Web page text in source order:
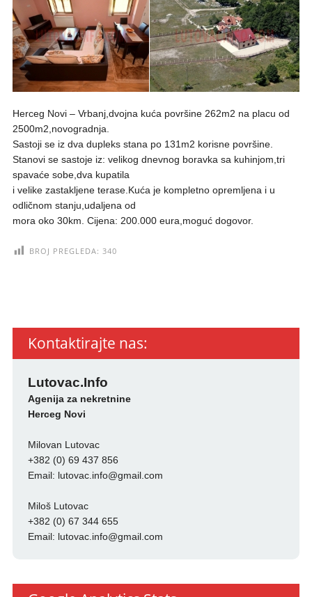
Herceg Novi – Vrbanj,dvojna kuća površine 262m2 na placu od
2500m2,novogradnja.
Sastoji se iz dva dupleks stana po 131m2 korisne površine.
Stanovi se sastoje iz: velikog dnevnog boravka sa kuhinjom,tri
spavaće sobe,dva kupatila
i velike zastakljene terase.Kuća je kompletno opremljena i u
odličnom stanju,udaljena od
mora oko 30km. Cijena: 200.000 eura,moguć dogovor.
BROJ PREGLEDA: 340
Kontaktirajte nas:
Lutovac.Info
Agenija za nekretnine
Herceg Novi
Milovan Lutovac
+382 (0) 69 437 856
Email: lutovac.info@gmail.com
Miloš Lutovac
+382 (0) 67 344 655
Email: lutovac.info@gmail.com